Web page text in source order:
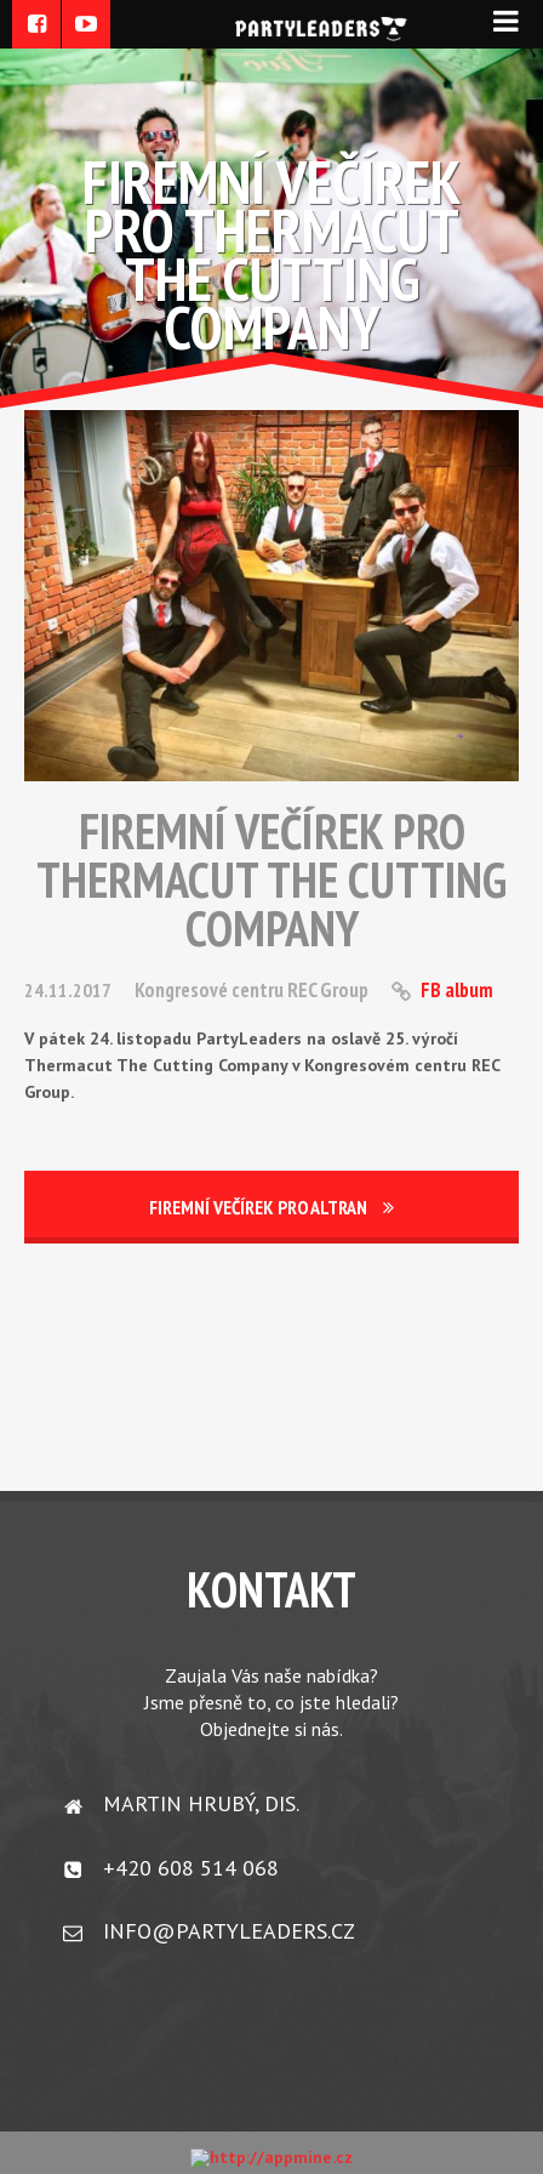
FIREMNÍ VEČÍREK
PRO THERMACUT
THE CUTTING
COMPANY
FIREMNÍ VEČÍREK PRO
THERMACUT THE CUTTING
COMPANY
24.11.2017 Kongresové centru REC Group FB album
V pátek 24. listopadu PartyLeaders na oslavě 25. výročí
Thermacut The Cutting Company v Kongresovém centru REC
Group.
FIREMNÍ VEČÍREK PRO ALTRAN
KONTAKT
Zaujala Vás naše nabídka?
Jsme přesně to, co jste hledali?
Objednejte si nás.
MARTIN HRUBÝ, DIS.
+420 608 514 068
INFO@PARTYLEADERS.CZ